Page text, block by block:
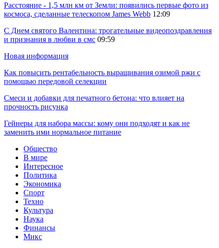
Расстояние - 1,5 млн км от Земли: появились первые фото из
космоса, сделанные телескопом James Webb 12:09
С Днем святого Валентина: трогательные видеопоздравления
и признания в любви в смс 09:59
Новая информация
Как повысить рентабельность выращивания озимой ржи с
помощью передовой селекции
Смеси и добавки для печатного бетона: что влияет на
прочность рисунка
Гейнеры для набора массы: кому они подходят и как не
заменить ими нормальное питание
Общество
В мире
Интересное
Политика
Экономика
Спорт
Техно
Культура
Наука
Финансы
Микс